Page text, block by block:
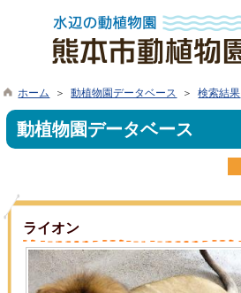
ホーム ＞動植物園データベース ＞検索結果
動植物園データベース
ライオン